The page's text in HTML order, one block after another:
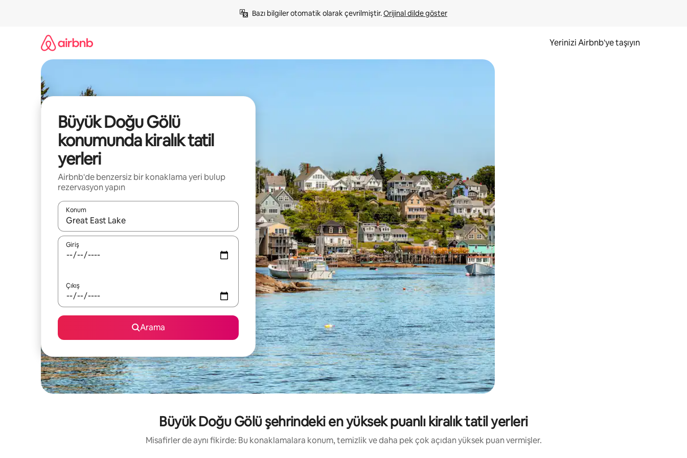
Bazı bilgiler otomatik olarak çevrilmiştir. Orijinal dilde göster
Yerinizi Airbnb'ye taşıyın
Büyük Doğu Gölü
konumunda kiralık tatil
yerleri
Airbnb'de benzersiz bir konaklama yeri bulup
rezervasyon yapın
Konum
Sonuçlar kullanılabilir olduğunda yukarı ve aşağı oklarıyla gezinin veya dokunarak ya da kaydırma hareketleriyle keşfedin.
Giriş
Çıkış
Arama
Büyük Doğu Gölü şehrindeki en yüksek puanlı kiralık tatil yerleri
Misafirler de aynı fikirde: Bu konaklamalara konum, temizlik ve daha pek çok açıdan yüksek puan vermişler.